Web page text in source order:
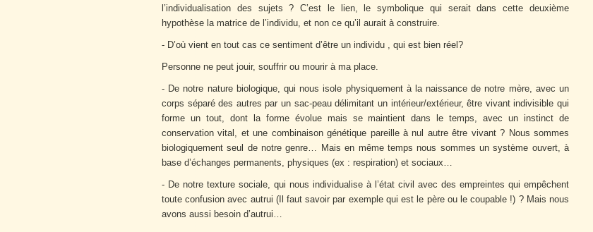
l’individualisation des sujets ? C’est le lien, le symbolique qui serait dans cette deuxième
hypothèse la matrice de l’individu, et non ce qu’il aurait à construire.
- D’où vient en tout cas ce sentiment d’être un individu , qui est bien réel?
Personne ne peut jouir, souffrir ou mourir à ma place.
- De notre nature biologique, qui nous isole physiquement à la naissance de notre mère, avec un
corps séparé des autres par un sac-peau délimitant un intérieur/extérieur, être vivant indivisible qui
forme un tout, dont la forme évolue mais se maintient dans le temps, avec un instinct de
conservation vital, et une combinaison génétique pareille à nul autre être vivant ? Nous sommes
biologiquement seul de notre genre… Mais en même temps nous sommes un système ouvert, à
base d’échanges permanents, physiques (ex : respiration) et sociaux…
- De notre texture sociale, qui nous individualise à l’état civil avec des empreintes qui empêchent
toute confusion avec autrui (Il faut savoir par exemple qui est le père ou le coupable !) ? Mais nous
avons aussi besoin d’autrui…